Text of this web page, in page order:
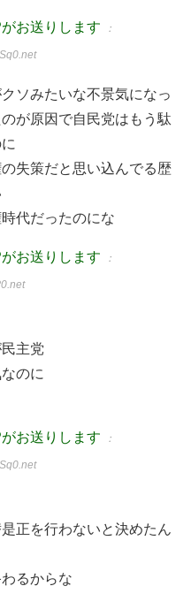
お送りします ：
ソみたいな不景気になっ
が原因で自民党はもう駄
失策だと思い込んでる歴
代だったのにな
お送りします ：
主党
のに
お送りします ：
正を行わないと決めたん
るからな